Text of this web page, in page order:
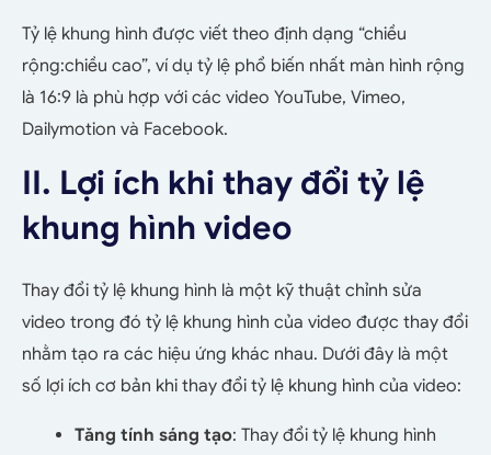
Tỷ lệ khung hình được viết theo định dạng “chiều
rộng:chiều cao”, ví dụ tỷ lệ phổ biến nhất màn hình rộng
là 16:9 là phù hợp với các video YouTube, Vimeo,
Dailymotion và Facebook.
II. Lợi ích khi thay đổi tỷ lệ
khung hình video
Thay đổi tỷ lệ khung hình là một kỹ thuật chỉnh sửa
video trong đó tỷ lệ khung hình của video được thay đổi
nhằm tạo ra các hiệu ứng khác nhau. Dưới đây là một
số lợi ích cơ bản khi thay đổi tỷ lệ khung hình của video:
Tăng tính sáng tạo: Thay đổi tỷ lệ khung hình